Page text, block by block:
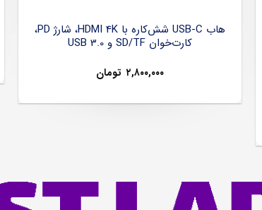
هاب USB-C شش‌کاره با HDMI 4K، شارژ PD،
کارت‌خوان SD/TF و USB 3.0
۲,۸۰۰,۰۰۰ تومان